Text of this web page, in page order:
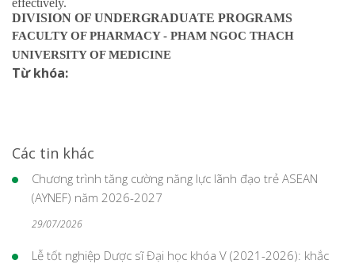
effectively.
DIVISION OF UNDERGRADUATE PROGRAMS
FACULTY OF PHARMACY - PHAM NGOC THACH
UNIVERSITY OF MEDICINE
Từ khóa:
Các tin khác
Chương trình tăng cường năng lực lãnh đạo trẻ ASEAN
(AYNEF) năm 2026-2027
29/07/2026
Lễ tốt nghiệp Dược sĩ Đại học khóa V (2021-2026): khắc